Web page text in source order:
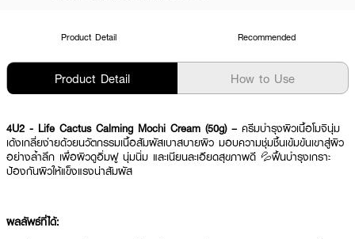
Product Detail Recommended
Product Detail How to Use
4U2 - Life Cactus Calming Mochi Cream (50g) – ครีมบำรุงผิวเนื้อโมจินุ่ม
เด้งเกลี่ยง่ายด้วยนวัตกรรมเนื้อสัมผัสเบาสบายผิว มอบความชุ่มชื้นเข้มข้นเขาสู่ผิว
อย่างล้ำลึก เพื่อผิวดูอิ่มฟู นุ่มนิ่ม และเนียนละเอียดสุขภาพดี 💦ฟื้นบำรุงเกราะ
ป้องกันผิวให้แข็งแรงน่าสัมผัส
ผลลัพธ์ที่ได้: